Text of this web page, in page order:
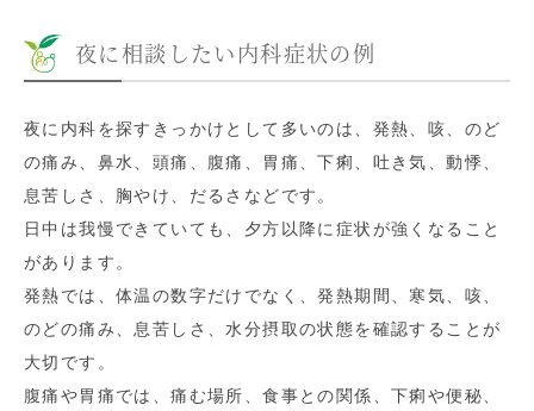
夜に相談したい内科症状の例
夜に内科を探すきっかけとして多いのは、発熱、咳、のど
の痛み、鼻水、頭痛、腹痛、胃痛、下痢、吐き気、動悸、
息苦しさ、胸やけ、だるさなどです。
日中は我慢できていても、夕方以降に症状が強くなること
があります。
発熱では、体温の数字だけでなく、発熱期間、寒気、咳、
のどの痛み、息苦しさ、水分摂取の状態を確認することが
大切です。
腹痛や胃痛では、痛む場所、食事との関係、下痢や便秘、